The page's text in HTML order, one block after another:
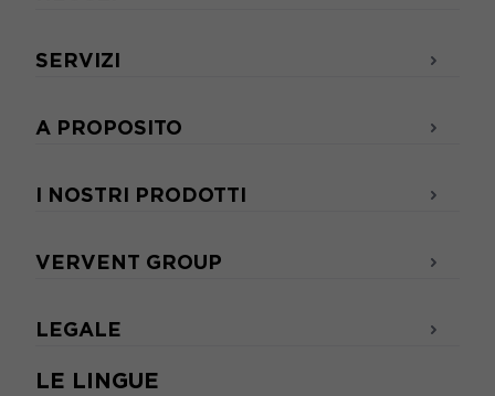
LE LINGUE
SERVIZI
A PROPOSITO
I NOSTRI PRODOTTI
VERVENT GROUP
LEGALE